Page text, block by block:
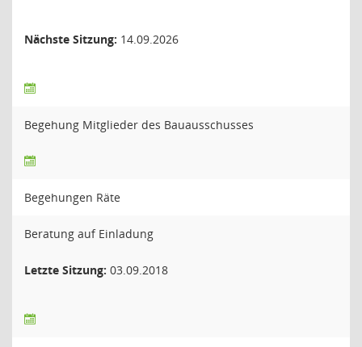
Nächste Sitzung: 14.09.2026
Begehung Mitglieder des Bauausschusses
Begehungen Räte
Beratung auf Einladung
Letzte Sitzung: 03.09.2018